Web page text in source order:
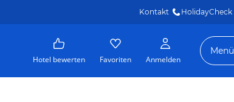
Kontakt HolidayCheck
Hotel bewerten Favoriten Anmelden
Menü